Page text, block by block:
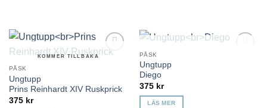
Lägg till i
KOMMER TILLBAKA
PÅSK
Ungtupp
Prins Reinhardt XIV Ruskprick
375 kr
PÅSK
Ungtupp
Diego
375 kr
LÄS MER